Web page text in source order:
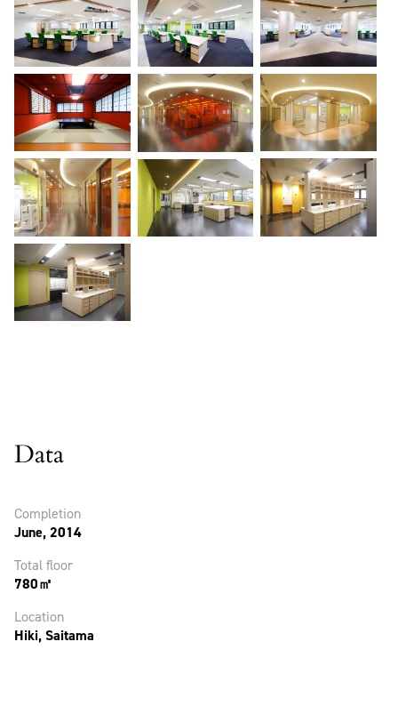
Data
Completion
June, 2014
Total floor
780㎡
Location
Hiki, Saitama